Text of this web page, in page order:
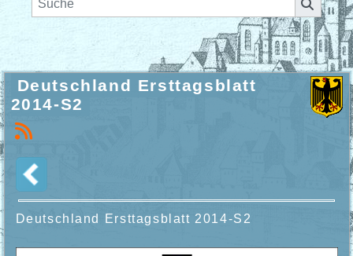
Deutschland Ersttagsblatt
2014-S2
Deutschland Ersttagsblatt 2014-S2